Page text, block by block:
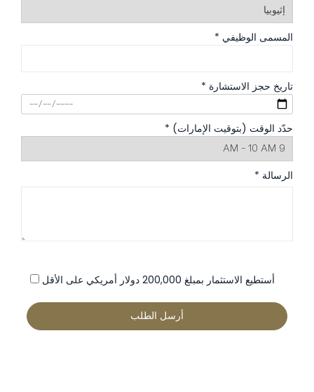
المسمى الوظيفي *
تاريخ حجز الاستشارة *
حدّد الوقت (بتوقيت الإمارات) *
الرسالة *
أستطيع الاستثمار بمبلغ 200,000 دولار أمريكي على الأقل